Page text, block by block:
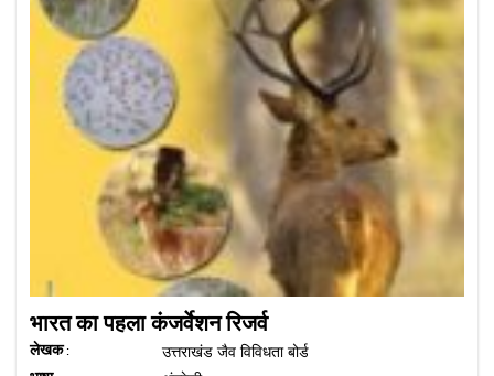
भारत का पहला कंजर्वेशन रिजर्व
लेखक : उत्तराखंड जैव विविधता बोर्ड